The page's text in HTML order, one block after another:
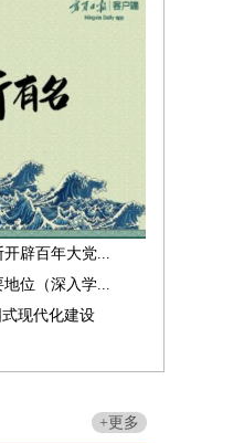
辟百年大党...
位（深入学...
现代化建设
+更多